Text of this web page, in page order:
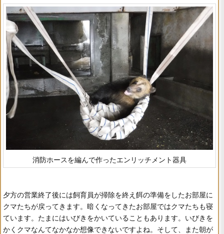
消防ホースを編んで作ったエンリッチメント器具
夕方の営業終了後には飼育員が掃除を終え餌の準備をしたお部屋に
クマたちが戻ってきます。暗くなってきたお部屋ではクマたちも寝
ています。たまにはいびきをかいていることもあります。いびきを
かくクマなんてなかなか想像できないですよね。そして、また朝が